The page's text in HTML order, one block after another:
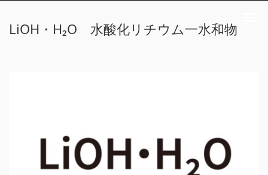
LiOH・H₂O 水酸化リチウム一水和物